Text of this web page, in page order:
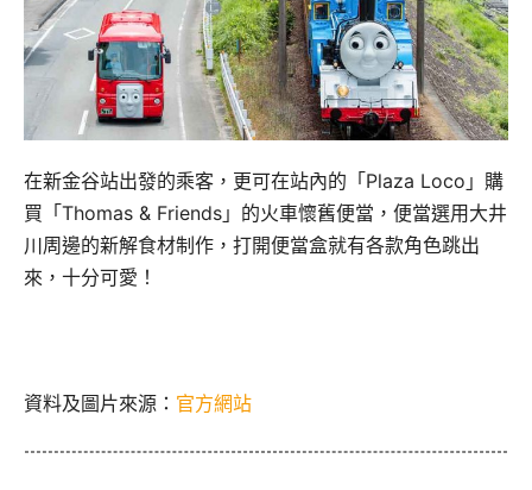
在新金谷站出發的乘客，更可在站內的「Plaza Loco」購
買「Thomas & Friends」的火車懷舊便當，便當選用大井
川周邊的新解食材制作，打開便當盒就有各款角色跳出
來，十分可愛！
資料及圖片來源： 官方網站